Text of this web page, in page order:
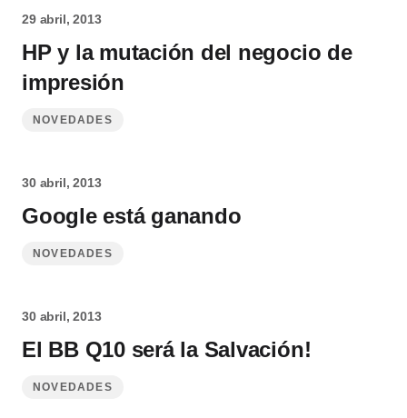
29 abril, 2013
HP y la mutación del negocio de
impresión
NOVEDADES
30 abril, 2013
Google está ganando
NOVEDADES
30 abril, 2013
El BB Q10 será la Salvación!
NOVEDADES